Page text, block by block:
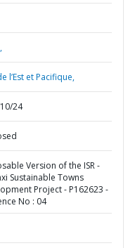
l’Est et Pacifique,
24
Version of the ISR -
Sustainable Towns
Project - P162623 -
No : 04